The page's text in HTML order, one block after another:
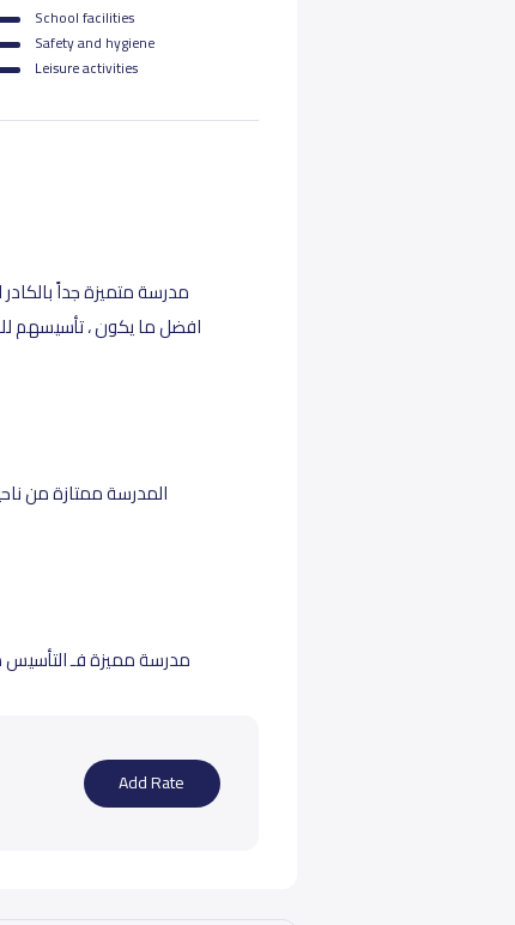
School facilities
Safety and hygiene
Leisure activities
افضل ما يكون ، تأسيسهم
المدرسة ممتازة من
مدرسة مميزة فـ
Add Rate